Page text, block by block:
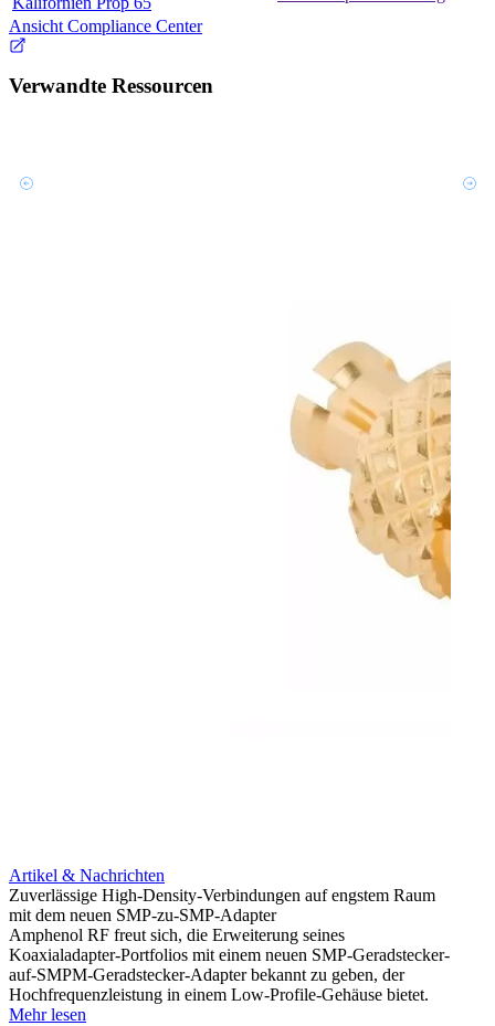
Ansicht Compliance Center
Verwandte Ressourcen
Artikel & Nachrichten
Zuverlässige High-Density-Verbindungen auf engstem Raum
mit dem neuen SMP-zu-SMP-Adapter
Amphenol RF freut sich, die Erweiterung seines
Koaxialadapter-Portfolios mit einem neuen SMP-Geradstecker-
auf-SMPM-Geradstecker-Adapter bekannt zu geben, der
Hochfrequenzleistung in einem Low-Profile-Gehäuse bietet.
Mehr lesen